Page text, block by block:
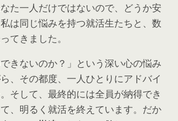
た一人だけではないので、どうか安
は同じ悩みを持つ就活生たちと、数
てきました。
できないのか？」という深い心の悩み
、その都度、一人ひとりにアドバイ
そして、最終的には全員が納得でき
、明るく就活を終えています。だか